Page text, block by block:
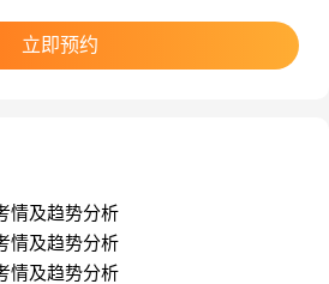
关的写作主题，例如教育、健
闹钟进行时间分配，利用大约
40分钟来完成任务2。
立即预约
情及趋势分析
情及趋势分析
情及趋势分析